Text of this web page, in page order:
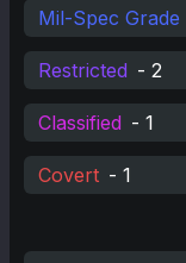
Mil-Spec Grade
Restricted - 2
Classified - 1
Covert - 1